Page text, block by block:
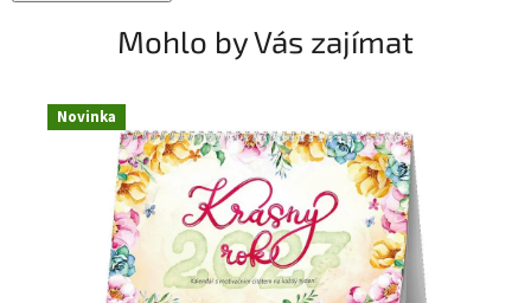
Mohlo by Vás zajímat
Novinka